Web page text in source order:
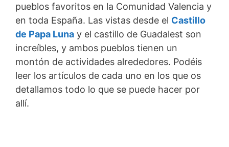
pueblos favoritos en la Comunidad Valencia y
en toda España. Las vistas desde el Castillo
de Papa Luna y el castillo de Guadalest son
increíbles, y ambos pueblos tienen un
montón de actividades alrededores. Podéis
leer los artículos de cada uno en los que os
detallamos todo lo que se puede hacer por
allí.